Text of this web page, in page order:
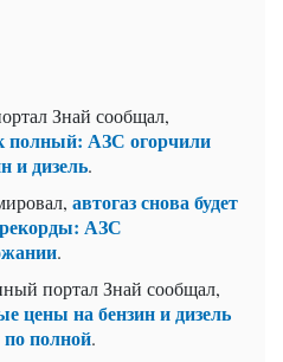
Знай сообщал,
полный: АЗС огорчили
и дизель.
автогаз снова будет
АЗС
.
портал Знай сообщал,
цены на бензин и дизель
по полной.